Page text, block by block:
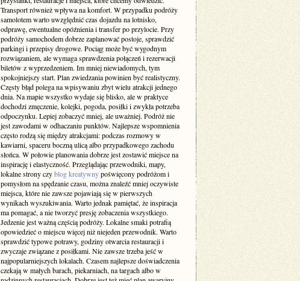
Transport również wpływa na komfort. W przypadku podróży
samolotem warto uwzględnić czas dojazdu na lotnisko,
odprawę, ewentualne opóźnienia i transfer po przylocie. Przy
podróży samochodem dobrze zaplanować postoje, sprawdzić
parkingi i przepisy drogowe. Pociąg może być wygodnym
rozwiązaniem, ale wymaga sprawdzenia połączeń i rezerwacji
biletów z wyprzedzeniem. Im mniej niewiadomych, tym
spokojniejszy start. Plan zwiedzania powinien być realistyczny.
Częsty błąd polega na wpisywaniu zbyt wielu atrakcji jednego
dnia. Na mapie wszystko wydaje się blisko, ale w praktyce
dochodzi zmęczenie, kolejki, pogoda, posiłki i zwykła potrzeba
odpoczynku. Lepiej zobaczyć mniej, ale uważniej. Podróż nie
jest zawodami w odhaczaniu punktów. Najlepsze wspomnienia
często rodzą się między atrakcjami: podczas rozmowy w
kawiarni, spaceru boczną ulicą albo przypadkowego zachodu
słońca. W połowie planowania dobrze jest zostawić miejsce na
inspirację i elastyczność. Przeglądając przewodniki, mapy,
lokalne strony czyblog kreatywnypoświęcony podróżom i
pomysłom na spędzanie czasu, można znaleźć mniej oczywiste
miejsca, które nie zawsze pojawiają się w pierwszych
wynikach wyszukiwania. Warto jednak pamiętać, że inspiracja
ma pomagać, a nie tworzyć presję zobaczenia wszystkiego.
Jedzenie jest ważną częścią podróży. Lokalne smaki potrafią
opowiedzieć o miejscu więcej niż niejeden przewodnik. Warto
sprawdzić typowe potrawy, godziny otwarcia restauracji i
zwyczaje związane z posiłkami. Nie zawsze trzeba jeść w
najpopularniejszych lokalach. Czasem najlepsze doświadczenia
czekają w małych barach, piekarniach, na targach albo w